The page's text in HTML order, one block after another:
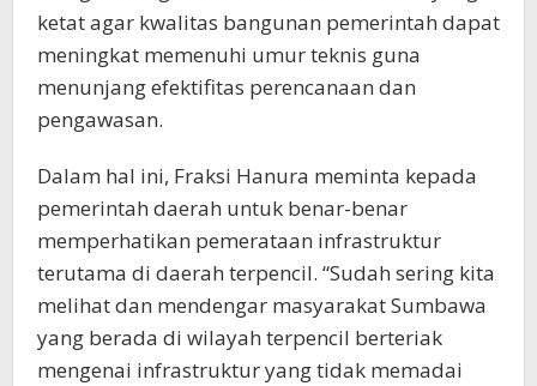
ketat agar kwalitas bangunan pemerintah dapat
meningkat memenuhi umur teknis guna
menunjang efektifitas perencanaan dan
pengawasan.
Dalam hal ini, Fraksi Hanura meminta kepada
pemerintah daerah untuk benar-benar
memperhatikan pemerataan infrastruktur
terutama di daerah terpencil. “Sudah sering kita
melihat dan mendengar masyarakat Sumbawa
yang berada di wilayah terpencil berteriak
mengenai infrastruktur yang tidak memadai